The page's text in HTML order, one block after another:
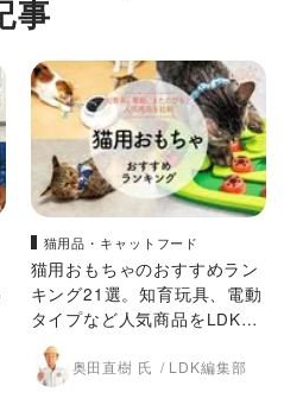
事
猫用品・キャットフード
猫用おもちゃのおすすめラン
キング21選。知育玩具、電動
タイプなど人気商品をLDKが
比較
奥田直樹 氏 LDK編集部